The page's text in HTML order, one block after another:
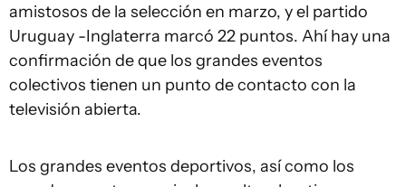
amistosos de la selección en marzo, y el partido
Uruguay -Inglaterra marcó 22 puntos. Ahí hay una
confirmación de que los grandes eventos
colectivos tienen un punto de contacto con la
televisión abierta.
Los grandes eventos deportivos, así como los